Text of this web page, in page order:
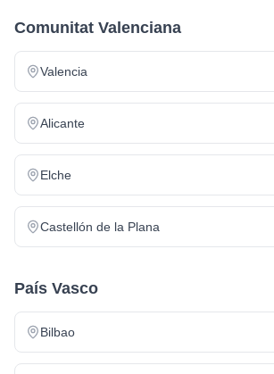
Comunitat Valenciana
Valencia
Alicante
Elche
Castellón de la Plana
País Vasco
Bilbao